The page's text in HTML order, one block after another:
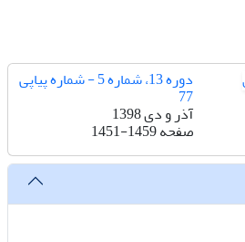
دوره 13، شماره 5 - شماره پیاپی
77
آذر و دی 1398
صفحه1451-1459